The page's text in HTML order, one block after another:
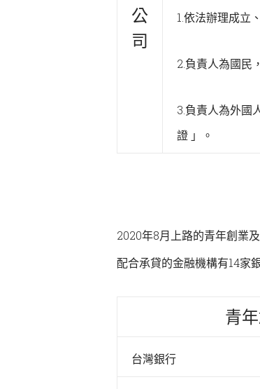
公
司
1.依法辦理成立
2.負責人為國民
3.負責人為外國
證 」。
2020年8月上路的青年創業
配合承貸的金融機構有14家
青
台灣銀行